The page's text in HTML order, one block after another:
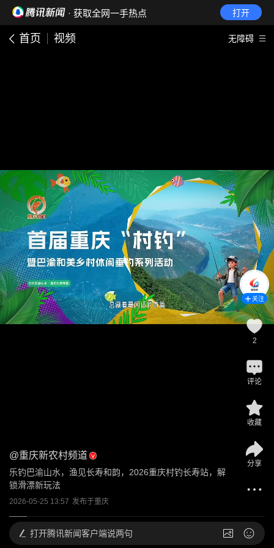
· 获取全网一手热点 打开
首页 视频 无障碍
@重庆新农村频道
乐钓巴渝山水，渔见长寿和韵，2026重庆村钓长寿站，解
锁滑漂新玩法
2026-05-25 13:57 发布于重庆
关注
2
评论
收藏
分享
打开腾讯新闻客户端说两句